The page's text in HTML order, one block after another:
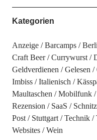
Kategorien
Anzeige Barcamps
Craft Beer
Currywurst
Geldverdienen
Gelesen
Imbiss
Italienisch
Maultaschen
Mobilfunk
Rezension
SaaS
Post
Stuttgart Technik
Websites
Wein